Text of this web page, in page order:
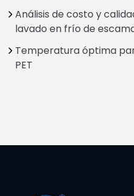
Análisis de costo y
lavado en frío de
Temperatura óptima
PET